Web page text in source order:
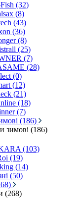
(32)
(8)
(43)
(36)
(8)
(25)
(7)
(28)
(0)
(12)
(21)
(18)
(7)
(186)
зимові (186)
(103)
(19)
(14)
(50)
(268)